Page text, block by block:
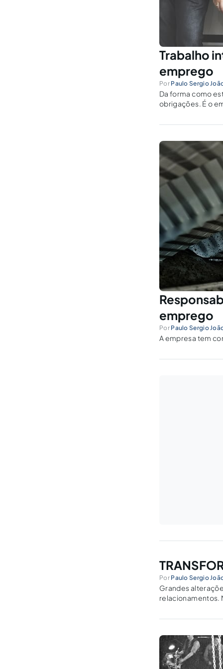
Trabalho
emprego
Por Paulo Sergio
Da forma como
obrigações. É o
emprego
Por Paulo Sergio
A empresa tem
Por Paulo Sergio
Grandes
relacionamentos.
deste...